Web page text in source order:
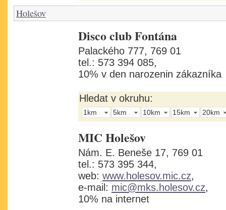
Holešov
Disco club Fontána
Palackého 777, 769 01
tel.: 573 394 085,
10% v den narozenin zákazníka
Hledat v okruhu:
1km 5km 10km 15km 20km
MIC Holešov
Nám. E. Beneše 17, 769 01
tel.: 573 395 344,
web: www.holesov.mic.cz,
e-mail: mic@mks.holesov.cz,
10% na internet